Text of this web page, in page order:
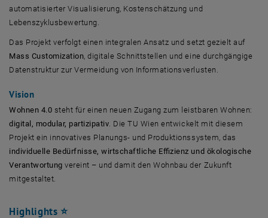
automatisierter Visualisierung, Kostenschätzung und
Lebenszyklusbewertung.
Das Projekt verfolgt einen integralen Ansatz und setzt gezielt auf
Mass Customization, digitale Schnittstellen und eine durchgängige
Datenstruktur zur Vermeidung von Informationsverlusten.
Vision
Wohnen 4.0 steht für einen neuen Zugang zum leistbaren Wohnen:
digital, modular, partizipativ. Die TU Wien entwickelt mit diesem
Projekt ein innovatives Planungs- und Produktionssystem, das
individuelle Bedürfnisse, wirtschaftliche Effizienz und ökologische
Verantwortung vereint – und damit den Wohnbau der Zukunft
mitgestaltet.
Highlights ⭐